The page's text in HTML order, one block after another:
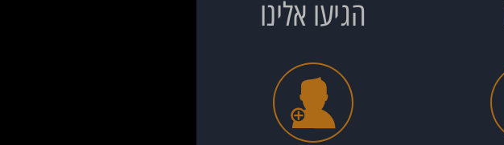
הגיעו אלינו